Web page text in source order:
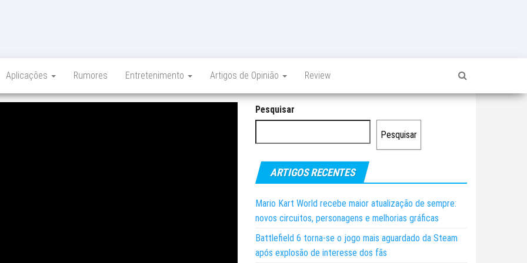
Aplicações Rumores Entretenimento Artigos de Opinião Review
Pesquisar
Pesquisar
ARTIGOS RECENTES
Mario Kart World recebe maior atualização de sempre:
novos circuitos, personagens e melhorias gráficas
Battlefield 6 torna-se o jogo mais aguardado da Steam
após explosão de interesse dos fãs